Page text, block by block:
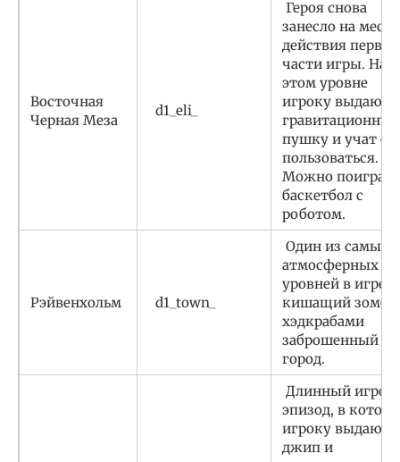
Восточная
Черная Меза
d1_eli_
Героя снова
занесло на место
действия первой
части игры. На
этом уровне
игроку выдают
гравитационную
пушку и учат ей
пользоваться.
Можно
баскетбол с
роботом.
Рэйвенхольм d1_town_
Один из самых
атмосферных
уровней в игре,
кишащий зомби
хэдкрабами
заброшенный
город.
Длинный
эпизод, в
игроку выдают
джип и